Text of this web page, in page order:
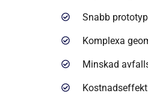
Snabb
Komplexa
Minskad